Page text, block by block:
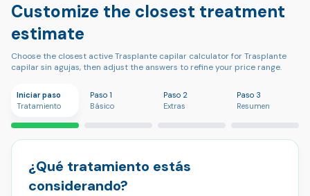
Customize the closest treatment
estimate
Choose the closest active Trasplante capilar calculator for Trasplante
capilar sin agujas, then adjust the answers to refine your price range.
Iniciar paso
Tratamiento
Paso 1
Básico
Paso 2
Extras
Paso 3
Resumen
¿Qué tratamiento estás
considerando?